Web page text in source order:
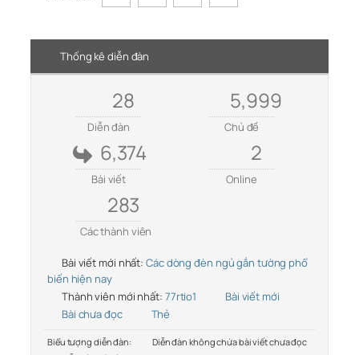
Thống kê diễn đàn
28
Diễn đàn
5,999
Chủ đề
6,374
Bài viết
2
Online
283
Các thành viên
Bài viết mới nhất: Các dòng đèn ngủ gắn tường phổ
biến hiện nay
Thành viên mới nhất: 77rtio1
Bài viết mới
Bài chưa đọc
Thẻ
Biểu tượng diễn đàn:
Diễn đàn không chứa bài viết chưa đọc